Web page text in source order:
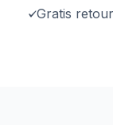
Gratis